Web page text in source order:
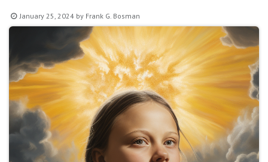
January 25, 2024 by Frank G. Bosman